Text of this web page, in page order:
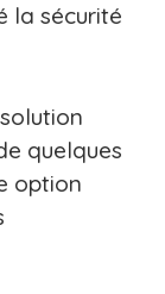
la sécurité
quelques
option